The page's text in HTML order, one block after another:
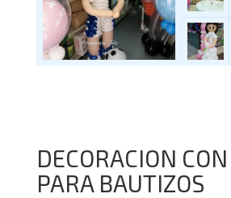
DECORACION
PARA BAUTIZOS